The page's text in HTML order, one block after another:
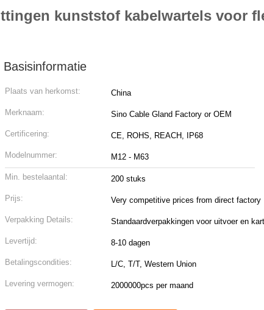
kunststof kabelwartels voor
Basisinformatie
Plaats van herkomst: China
Merknaam: Sino Cable Gland Factory or OEM
Certificering: CE, ROHS, REACH, IP68
Modelnummer: M12 - M63
Min. bestelaantal: 200 stuks
Prijs: Very competitive prices from direct factory
Verpakking Details: Standaardverpakkingen voor uitvoer en
Levertijd: 8-10 dagen
Betalingscondities: L/C, T/T, Western Union
Levering vermogen: 2000000pcs per maand